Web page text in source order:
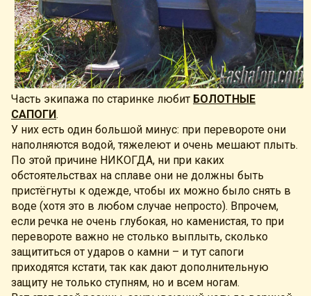
Часть экипажа по старинке любит БОЛОТНЫЕ
САПОГИ.
У них есть один большой минус: при перевороте они
наполняются водой, тяжелеют и очень мешают плыть.
По этой причине НИКОГДА, ни при каких
обстоятельствах на сплаве они не должны быть
пристёгнуты к одежде, чтобы их можно было снять в
воде (хотя это в любом случае непросто). Впрочем,
если речка не очень глубокая, но каменистая, то при
перевороте важно не столько выплыть, сколько
защититься от ударов о камни – и тут сапоги
приходятся кстати, так как дают дополнительную
защиту не только ступням, но и всем ногам.